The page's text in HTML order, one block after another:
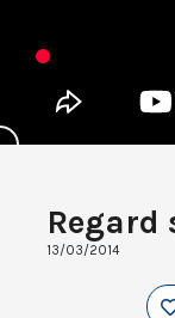
Regard
13/03/2014